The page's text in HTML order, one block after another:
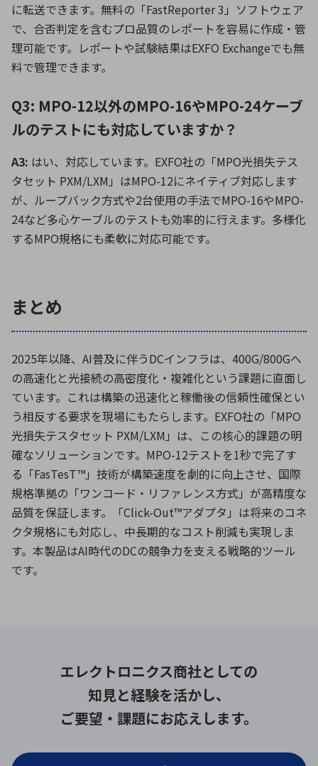
に転送できます。無料の「FastReporter 3」ソフトウェア
で、合否判定を含むプロ品質のレポートを容易に作成・管
理可能です。レポートや試験結果はEXFO Exchangeでも無
料で管理できます。
Q3: MPO-12以外のMPO-16やMPO-24ケーブ
ルのテストにも対応していますか？
A3: はい、対応しています。EXFO社の「MPO光損失テス
タセット PXM/LXM」はMPO-12にネイティブ対応します
が、ループバック方式や2台使用の手法でMPO-16やMPO-
24など多心ケーブルのテストも効率的に行えます。多様化
するMPO規格にも柔軟に対応可能です。
まとめ
2025年以降、AI普及に伴うDCインフラは、400G/800Gへ
の高速化と光接続の高密度化・複雑化という課題に直面し
ています。これは構築の迅速化と稼働後の信頼性確保とい
う相反する要求を現場にもたらします。EXFO社の「MPO
光損失テスタセット PXM/LXM」は、この核心的課題の明
確なソリューションです。MPO-12テストを1秒で完了す
る「FasTesT™」技術が構築速度を劇的に向上させ、国際
規格準拠の「ワンコード・リファレンス方式」が高精度な
品質を保証します。「Click-Out™アダプタ」は将来のコネ
クタ規格にも対応し、中長期的なコスト削減も実現しま
す。本製品はAI時代のDCの競争力を支える戦略的ツール
です。
エレクトロニクス商社としての
知見と経験を活かし、
ご要望・課題にお応えします。